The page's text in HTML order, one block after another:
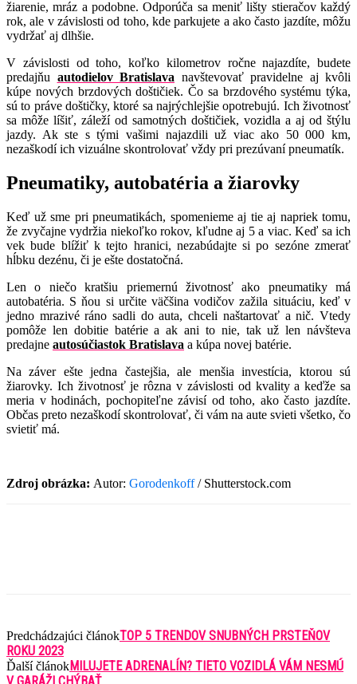
žiarenie, mráz a podobne. Odporúča sa meniť lišty stieračov každý
rok, ale v závislosti od toho, kde parkujete a ako často jazdíte, môžu
vydržať aj dlhšie.
V závislosti od toho, koľko kilometrov ročne najazdíte, budete
predajňu autodielov Bratislava navštevovať pravidelne aj kvôli
kúpe nových brzdových doštičiek. Čo sa brzdového systému týka,
sú to práve doštičky, ktoré sa najrýchlejšie opotrebujú. Ich životnosť
sa môže líšiť, záleží od samotných doštičiek, vozidla a aj od štýlu
jazdy. Ak ste s tými vašimi najazdili už viac ako 50 000 km,
nezaškodí ich vizuálne skontrolovať vždy pri prezúvaní pneumatík.
Pneumatiky, autobatéria a žiarovky
Keď už sme pri pneumatikách, spomenieme aj tie aj napriek tomu,
že zvyčajne vydržia niekoľko rokov, kľudne aj 5 a viac. Keď sa ich
vek bude blížiť k tejto hranici, nezabúdajte si po sezóne zmerať
hĺbku dezénu, či je ešte dostatočná.
Len o niečo kratšiu priemernú životnosť ako pneumatiky má
autobatéria. S ňou si určite väčšina vodičov zažila situáciu, keď v
jedno mrazivé ráno sadli do auta, chceli naštartovať a nič. Vtedy
pomôže len dobitie batérie a ak ani to nie, tak už len návšteva
predajne autosúčiastok Bratislava a kúpa novej batérie.
Na záver ešte jedna častejšia, ale menšia investícia, ktorou sú
žiarovky. Ich životnosť je rôzna v závislosti od kvality a keďže sa
meria v hodinách, pochopiteľne závisí od toho, ako často jazdíte.
Občas preto nezaškodí skontrolovať, či vám na aute svieti všetko, čo
svietiť má.
Zdroj obrázka: Autor: Gorodenkoff / Shutterstock.com
Predchádzajúci článokTOP 5 TRENDOV SNUBNÝCH PRSTEŇOV
ROKU 2023
Ďalší článokMILUJETE ADRENALÍN? TIETO VOZIDLÁ VÁM NESMÚ